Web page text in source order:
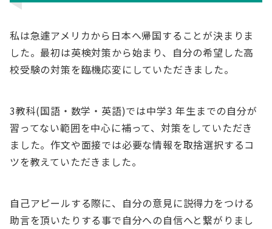
私は急遽アメリカから日本へ帰国することが決まりま
した。最初は英検対策から始まり、自分の希望した高
校受験の対策を臨機応変にしていただきました。
3教科(国語・数学・英語)では中学3 年生までの自分が
習ってない範囲を中心に補って、対策をしていただき
ました。作文や面接では必要な情報を取捨選択するコ
ツを教えていただきました。
自己アピールする際に、自分の意見に説得力をつける
助言を頂いたりする事で自分への自信へと繋がりまし